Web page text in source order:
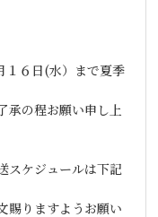
１６日(水）まで夏季
承の程お願い申し上
スケジュールは下記
賜りますようお願い